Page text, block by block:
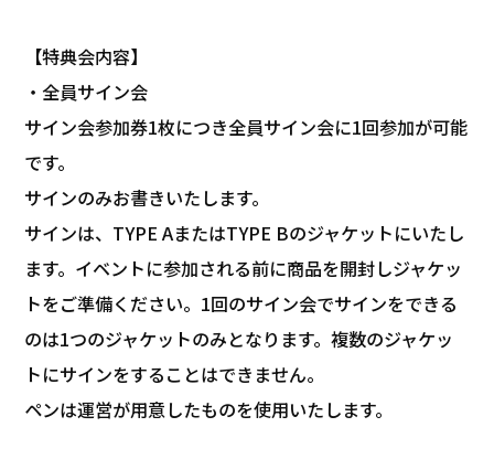
【特典会内容】
・全員サイン会
サイン会参加券1枚につき全員サイン会に1回参加が可能
です。
サインのみお書きいたします。
サインは、TYPE AまたはTYPE Bのジャケットにいたし
ます。イベントに参加される前に商品を開封しジャケッ
トをご準備ください。1回のサイン会でサインをできる
のは1つのジャケットのみとなります。複数のジャケッ
トにサインをすることはできません。
ペンは運営が用意したものを使用いたします。